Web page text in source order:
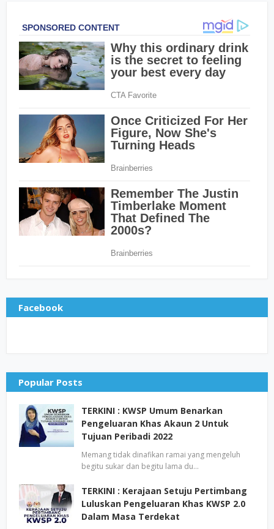
Facebook
Popular Posts
TERKINI : KWSP Umum Benarkan
Pengeluaran Khas Akaun 2 Untuk
Tujuan Peribadi 2022
Memang tidak dinafikan ramai yang mengeluh
begitu sukar dan begitu lama du…
TERKINI : Kerajaan Setuju Pertimbang
Luluskan Pengeluaran Khas KWSP 2.0
Dalam Masa Terdekat